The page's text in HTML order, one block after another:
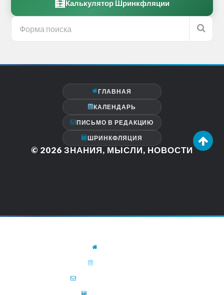
🧮 Калькулятор Шринкфляции
ГЛАВНАЯ
КАЛЕНДАРЬ
ПИСЬМО В РЕДАКЦИЮ
ШРИНКФЛЯЦИЯ
© 2026 ЗНАНИЯ, МЫСЛИ, НОВОСТИ